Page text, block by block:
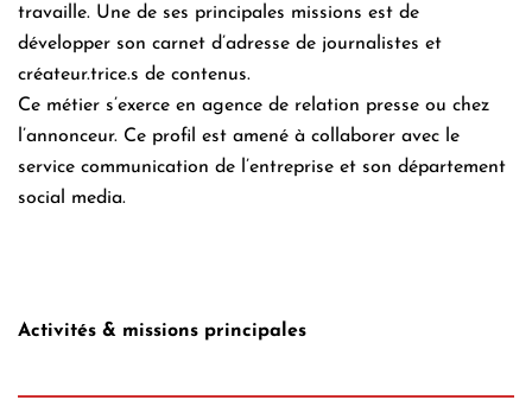
travaille. Une de ses principales missions est de
développer son carnet d’adresse de journalistes et
créateur.trice.s de contenus.
Ce métier s’exerce en agence de relation presse ou chez
l’annonceur. Ce profil est amené à collaborer avec le
service communication de l’entreprise et son département
social media.
Activités & missions principales